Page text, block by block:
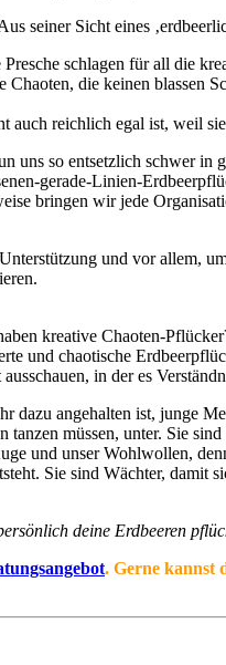
seiner Sicht eines
Presche schlagen für all die
Chaoten, die keinen blassen
auch reichlich egal ist, weil
uns so entsetzlich schwer in
gerade-Linien-
bringen wir jede
und vor allem,
kreative Chaoten-
und chaotische
in der es
dazu angehalten ist, junge
tanzen müssen, unter. Sie
und unser Wohlwollen,
Sie sind Wächter,
deine Erdbeeren
. Gerne kannst